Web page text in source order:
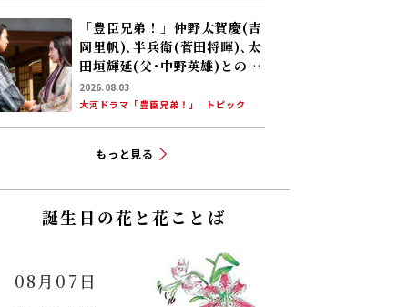
「豊臣兄弟！」仲野太賀――慶(吉
岡里帆)､半兵衛(菅田将暉)､太
田垣輝延(父･中野英雄)とのシ
ーンを振り返る！
2026.08.03
大河ドラマ「豊臣兄弟！」
トピック
もっと見る
誕生日の花と花ことば
08月07日